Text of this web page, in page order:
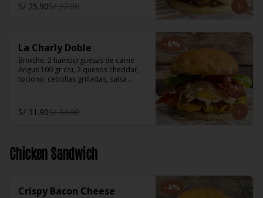
S/ 25.90S/ 27.00
-6%
La Charly Doble
Brioche, 2 hamburguesas de carne
Angus 100 gr c/u, 2 quesos cheddar,
tociono, cebollas grilladas, salsa
S/ 31.90S/ 34.00
Chicken Sandwich
-4%
Crispy Bacon Cheese